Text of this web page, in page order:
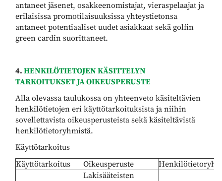
antaneet jäsenet, osakkeenomistajat, vieraspelaajat ja
erilaisissa promotilaisuuksissa yhteystietonsa
antaneet potentiaaliset uudet asiakkaat sekä golfin
green cardin suorittaneet.
4. HENKILÖTIETOJEN KÄSITTELYN
TARKOITUKSET JA OIKEUSPERUSTE
Alla olevassa taulukossa on yhteenveto käsiteltävien
henkilötietojen eri käyttötarkoituksista ja niihin
sovellettavista oikeusperusteista sekä käsiteltävistä
henkilötietoryhmistä.
Käyttötarkoitus
Käyttötarkoitus
Oikeusperuste
Lakisääteisten